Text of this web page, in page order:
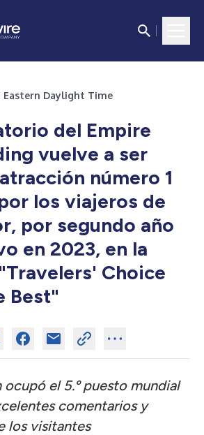
Eastern Daylight Time
del Empire
vuelve a ser
número 1
los viajeros de
por segundo año
en 2023, en la
Choice
Best"
ocupó el 5.º puesto mundial
comentarios y
los visitantes